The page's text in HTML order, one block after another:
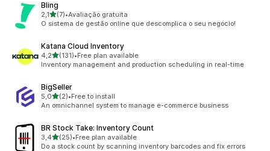
Bling
2,1de 5 estrelas
(7)
7 total de avaliações
•Avaliação gratuita
O sistema de gestão online que descomplica o seu negócio!
Katana Cloud Inventory
4,2de 5 estrelas
(131)
131 total de avaliações
•Free plan available
Inventory management and production scheduling in real-time
BigSeller
5,0de 5 estrelas
(2)
2 total de avaliações
•Free to install
An omnichannel system to manage e-commerce business
BR Stock Take: Inventory Count
3,4de 5 estrelas
(25)
25 total de avaliações
•Free plan available
Do a stock count by scanning inventory barcodes and fix errors